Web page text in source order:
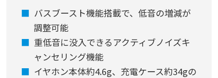
バスブースト機能搭載で、低音の増減が
調整可能
重低音に没入できるアクティブノイズキ
ャンセリング機能
イヤホン本体約4.6g、充電ケース約34gの